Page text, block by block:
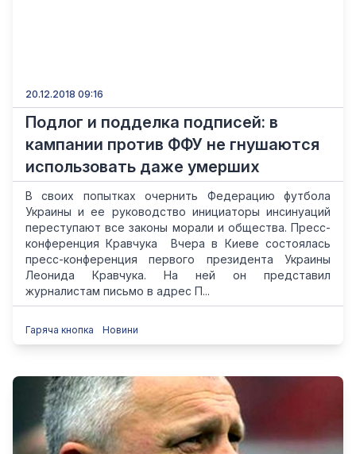
20.12.2018 09:16
Подлог и подделка подписей: в
кампании против ФФУ не гнушаются
использовать даже умерших
В своих попытках очернить Федерацию футбола
Украины и ее руководство инициаторы инсинуаций
переступают все законы морали и общества. Пресс-
конференция Кравчука Вчера в Киеве состоялась
пресс-конференция первого президента Украины
Леонида Кравчука. На ней он представил
журналистам письмо в адрес П...
Гаряча кнопка Новини